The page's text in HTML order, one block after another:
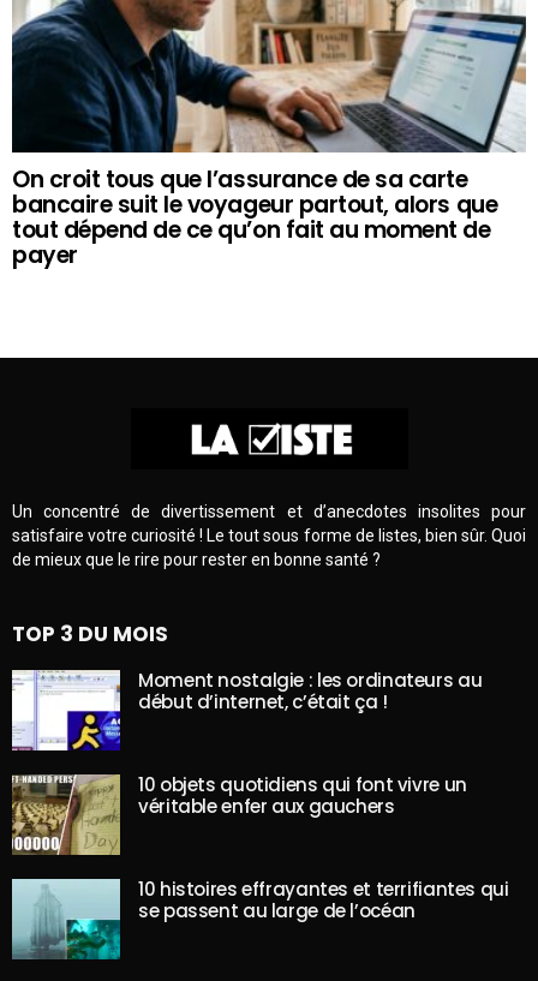
On croit tous que l’assurance de sa carte
bancaire suit le voyageur partout, alors que
tout dépend de ce qu’on fait au moment de
payer
Un concentré de divertissement et d’anecdotes insolites pour
satisfaire votre curiosité ! Le tout sous forme de listes, bien sûr. Quoi
de mieux que le rire pour rester en bonne santé ?
TOP 3 DU MOIS
Moment nostalgie : les ordinateurs au
début d’internet, c’était ça !
10 objets quotidiens qui font vivre un
véritable enfer aux gauchers
10 histoires effrayantes et terrifiantes qui
se passent au large de l’océan